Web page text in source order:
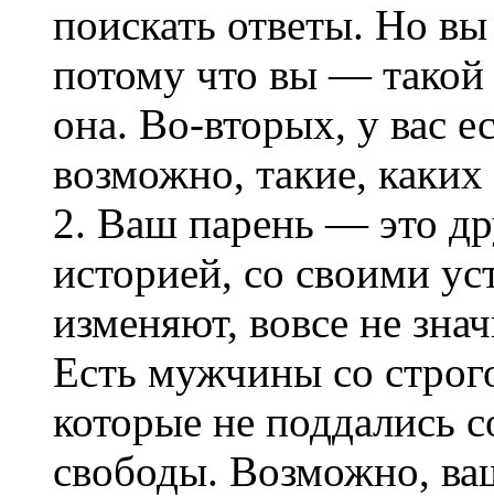
поискать ответы. Но
потому что вы —
она. Во-вторых, у вас
возможно, такие,
2. Ваш парень — это
историей, со своими
изменяют, вовсе не
Есть мужчины со
которые не поддались
свободы. Возможно,